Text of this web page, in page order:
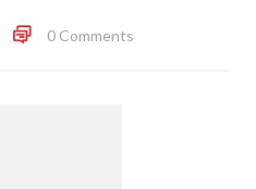
0 Comments